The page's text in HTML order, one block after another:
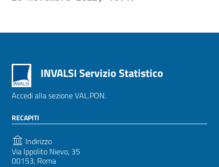
INVALSI Servizio Statistico
Accedi alla sezione VAL.PON.
RECAPITI
Indirizzo
Via Ippolito Nievo, 35
00153, Roma